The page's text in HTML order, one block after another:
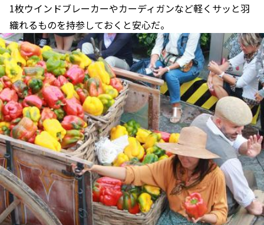
1枚ウインドブレーカーやカーディガンなど軽くサッと羽
織れるものを持参しておくと安心だ。